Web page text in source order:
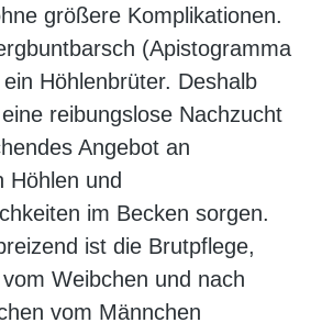
größere Komplikationen.
(Apistogramma
Höhlenbrüter. Deshalb
reibungslose Nachzucht
Angebot an
Höhlen und
im Becken sorgen.
ist die Brutpflege,
Weibchen und nach
vom Männchen